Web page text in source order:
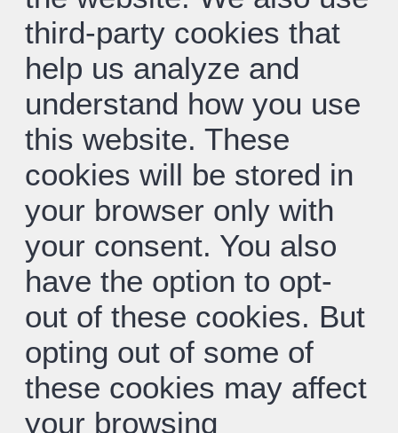
third-party cookies that
help us analyze and
understand how you use
this website. These
cookies will be stored in
your browser only with
your consent. You also
have the option to opt-
out of these cookies. But
opting out of some of
these cookies may affect
your browsing